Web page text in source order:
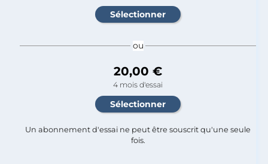
ou
20,00 €
4 mois d'essai
Un abonnement d'essai ne peut être souscrit qu'une seule
fois.​